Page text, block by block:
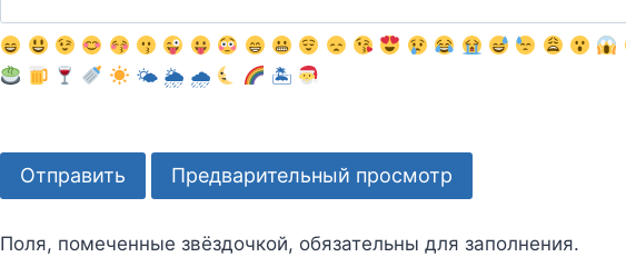
р
м
у
🌤 🌦 🌧 🏝
Поля, помеченные звёздочкой, обязательны для заполнения.